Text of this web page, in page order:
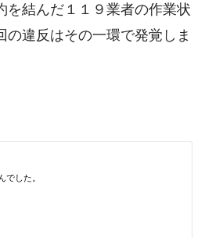
を結んだ１１９業者の作業状
の違反はその一環で発覚しま